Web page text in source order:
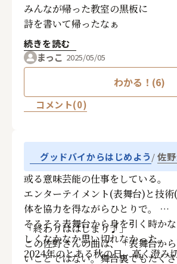
みんなが帰った教室の黒板に
詩を書いて帰ったなぁ
続きを読む
まっこ 2025/05/05
わかる！(6)
コメント(0)
グッドバイからはじめよう 佐
或る意味芸能の仕事をしている。
エンターテイメント(表舞台)と技
体を協力を得ながらひとりで。
そろそろ表舞台から身を引く時か
しくなかなか思い切れなかった。
2024年のとある秋の日、高く澄み
「終わりははじまり♪」
この佐野さんの曲は、「表舞台か
いことではない。舞台裏でもたく